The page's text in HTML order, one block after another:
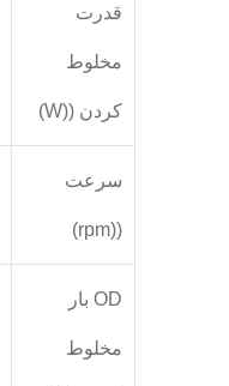
قدرت
مخلوط
کردن ((W)
سرعت
((rpm)
OD بار
مخلوط